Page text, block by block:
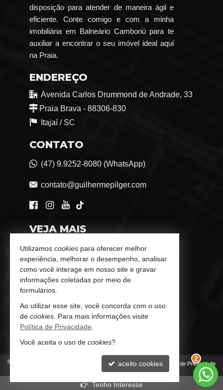
disposição para atender de maneira ágil e
eficiente. Conte comigo e com a minha
imobiliária em Balneário Camboriú para te
auxiliar a encontrar o seu imóvel ideal aqui
na Praia.
ENDEREÇO
Avenida Carlos Drummond de Andrade, 33
Praia Brava - 88306-830
Itajaí / SC
CONTATO
(47) 9.9252-8080 (WhatsApp)
contato@guilhermepilger.com
VEJA MAIS
Consultoria Imobiliária Personalizada
trabalhe conosco
Indicadores Financeiros
Imóveis Favoritos
Mapa de Imóveis
© Política de Privacidade
2
Tenho Interesse
Utilizamos cookies para oferecer melhor
experiência, melhorar o desempenho, analisar
como você interage em nosso site e gravar
informações coletadas por meio de
formulários.
Ao utilizar esse site, você concorda com o uso
de cookies . Para mais informações visite
Política de Privacidade
Você aceita o uso de cookies?
aceito cookies